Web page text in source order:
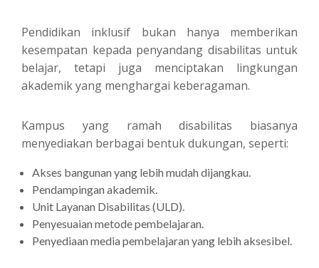
Pendidikan inklusif bukan hanya memberikan
kesempatan kepada penyandang disabilitas untuk
belajar, tetapi juga menciptakan lingkungan
akademik yang menghargai keberagaman.
Kampus yang ramah disabilitas biasanya
menyediakan berbagai bentuk dukungan, seperti:
Akses bangunan yang lebih mudah dijangkau.
Pendampingan akademik.
Unit Layanan Disabilitas (ULD).
Penyesuaian metode pembelajaran.
Penyediaan media pembelajaran yang lebih aksesibel.